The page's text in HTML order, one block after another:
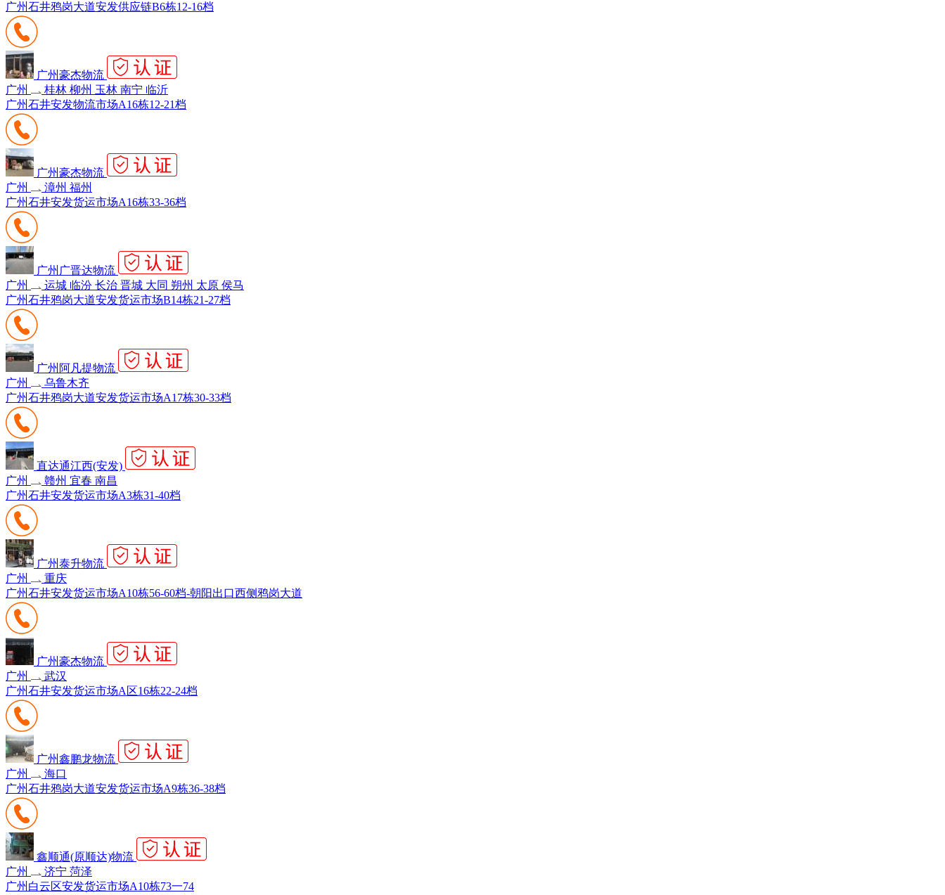
广州石井鸦岗大道安发供应链B6栋12-16档
广州豪杰物流
广州
桂林 柳州 玉林 南宁 临沂
广州石井安发物流市场A16栋12-21档
广州豪杰物流
广州
漳州 福州
广州石井安发货运市场A16栋33-36档
广州广晋达物流
广州
运城 临汾 长治 晋城 大同 朔州 太原 侯马
广州石井鸦岗大道安发货运市场B14栋21-27档
广州阿凡提物流
广州
乌鲁木齐
广州石井鸦岗大道安发货运市场A17栋30-33档
直达通江西(安发)
广州
赣州 宜春 南昌
广州石井安发货运市场A3栋31-40档
广州泰升物流
广州
重庆
广州石井安发货运市场A10栋56-60档-朝阳出口西侧鸦岗大道
广州豪杰物流
广州
武汉
广州石井安发货运市场A区16栋22-24档
广州鑫鹏龙物流
广州
海口
广州石井鸦岗大道安发货运市场A9栋36-38档
鑫顺通(原顺达)物流
广州
济宁 菏泽
广州白云区安发货运市场A10栋73一74